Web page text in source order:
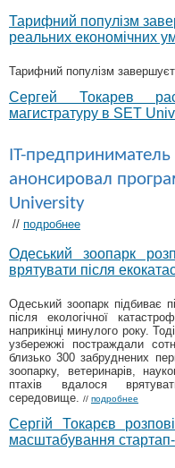
Тарифний популізм
реальних економічних
Тарифний популізм
Сергей Токарев
магистратуру в SET
IT-предприниматель
анонсировал
University
// подробнее
Одеський зоопарк
врятувати після
Одеський зоопарк підбиває
після екологічної
наприкінці минулого року.
узбережжі постраждали
близько 300 забруднених
зоопарку, ветеринарів,
птахів вдалося
середовище.
// подробнее
Сергій Токарєв
масштабування